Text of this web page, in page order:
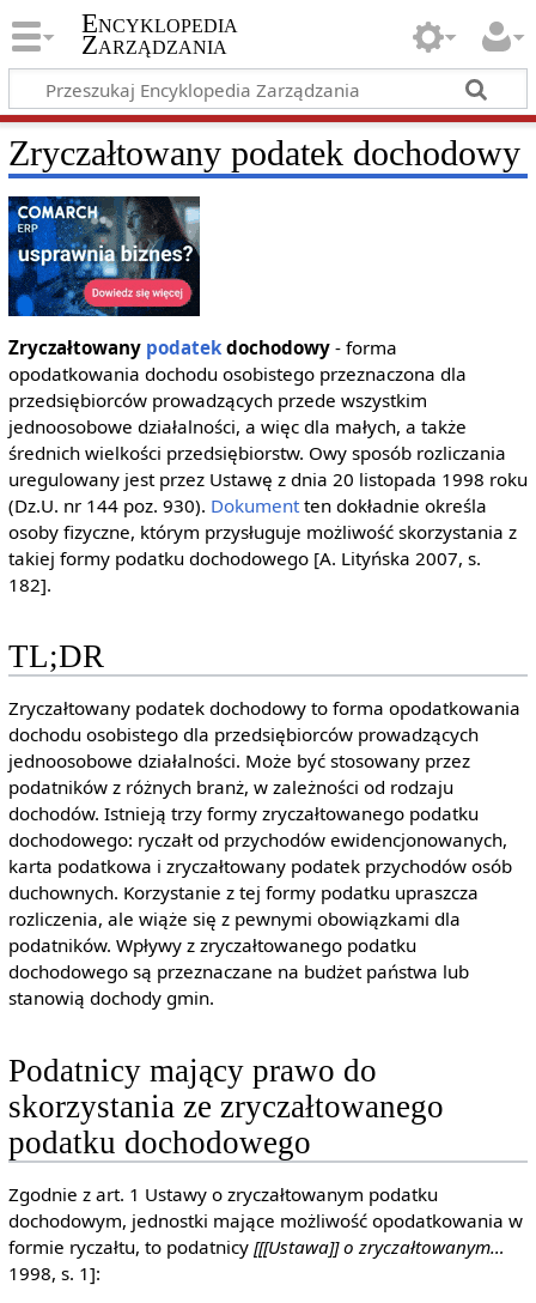
Encyklopedia
Zarządzania
Zryczałtowany podatek dochodowy
Zryczałtowany podatekdochodowy- forma
opodatkowania dochodu osobistego przeznaczona dla
przedsiębiorców prowadzących przede wszystkim
jednoosobowe działalności, a więc dla małych, a także
średnich wielkości przedsiębiorstw. Owy sposób rozliczania
uregulowany jest przez Ustawę z dnia 20 listopada 1998 roku
(Dz.U. nr 144 poz. 930). Dokumentten dokładnie określa
osoby fizyczne, którym przysługuje możliwość skorzystania z
takiej formy podatku dochodowego [A. Lityńska 2007, s.
182].
TL;DR
Zryczałtowany podatek dochodowy to forma opodatkowania
dochodu osobistego dla przedsiębiorców prowadzących
jednoosobowe działalności. Może być stosowany przez
podatników z różnych branż, w zależności od rodzaju
dochodów. Istnieją trzy formy zryczałtowanego podatku
dochodowego: ryczałt od przychodów ewidencjonowanych,
karta podatkowa i zryczałtowany podatek przychodów osób
duchownych. Korzystanie z tej formy podatku upraszcza
rozliczenia, ale wiąże się z pewnymi obowiązkami dla
podatników. Wpływy z zryczałtowanego podatku
dochodowego są przeznaczane na budżet państwa lub
stanowią dochody gmin.
Podatnicy mający prawo do
skorzystania ze zryczałtowanego
podatku dochodowego
Zgodnie z art. 1 Ustawy o zryczałtowanym podatku
dochodowym, jednostki mające możliwość opodatkowania w
formie ryczałtu, to podatnicy [[[Ustawa]] o zryczałtowanym…
1998, s. 1]: